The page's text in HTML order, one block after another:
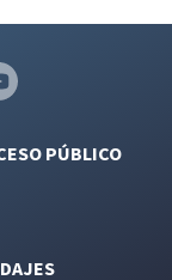
PÚBLICO